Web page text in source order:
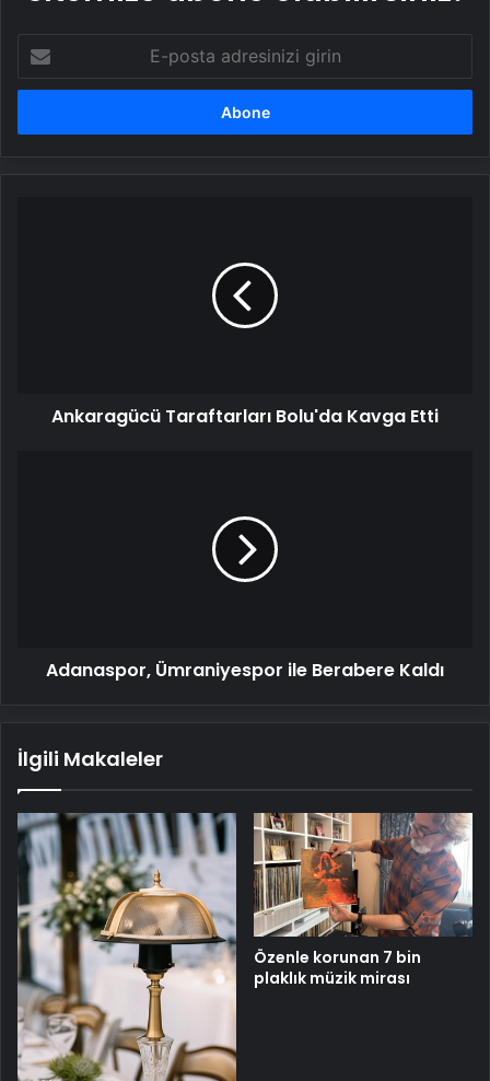
posta
adresinizi
Ankaragücü Taraftarları Bolu'da Kavga Etti
Adanaspor, Ümraniyespor ile Berabere Kaldı
İlgili Makaleler
Özenle korunan 7 bin
plaklık müzik mirası